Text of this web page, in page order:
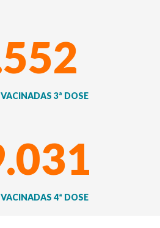
3ª DOSE
4ª DOSE